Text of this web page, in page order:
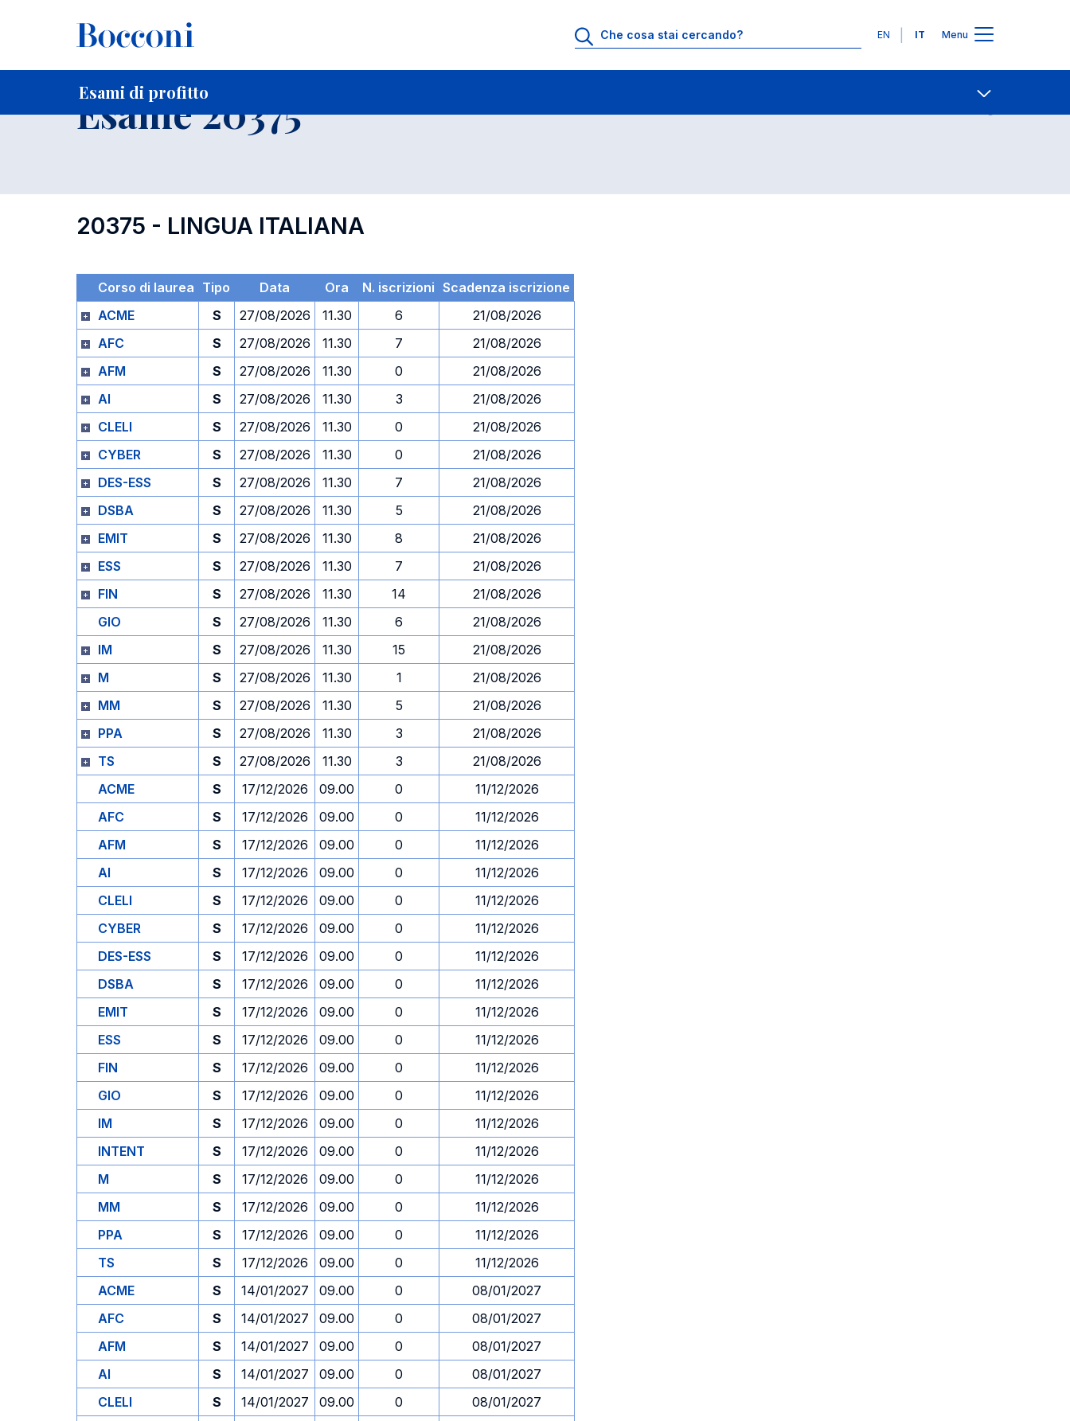
Lingue
EN IT Menu
Esami di profitto
Home Per studenti iscritti Contatti
Esame 20375
20375 - LINGUA ITALIANA
Corso di laurea Tipo Data Ora N. iscrizioni Scadenza iscrizione
ACME
S 27/08/2026 11.30 6
21/08/2026
AFC
S 27/08/2026 11.30 7
21/08/2026
AFM
S 27/08/2026 11.30 0
21/08/2026
AI
S 27/08/2026 11.30 3
21/08/2026
CLELI
S 27/08/2026 11.30 0
21/08/2026
CYBER
S 27/08/2026 11.30 0
21/08/2026
DES-ESS
S 27/08/2026 11.30 7
21/08/2026
DSBA
S 27/08/2026 11.30 5
21/08/2026
EMIT
S 27/08/2026 11.30 8
21/08/2026
ESS
S 27/08/2026 11.30 7
21/08/2026
FIN
S 27/08/2026 11.30 14
21/08/2026
GIO
S 27/08/2026 11.30 6
21/08/2026
IM
S 27/08/2026 11.30 15
21/08/2026
M
S 27/08/2026 11.30 1
21/08/2026
MM
S 27/08/2026 11.30 5
21/08/2026
PPA
S 27/08/2026 11.30 3
21/08/2026
TS
S 27/08/2026 11.30 3
21/08/2026
ACME
S 17/12/2026 09.00 0
11/12/2026
AFC
S 17/12/2026 09.00 0
11/12/2026
AFM
S 17/12/2026 09.00 0
11/12/2026
AI
S 17/12/2026 09.00 0
11/12/2026
CLELI
S 17/12/2026 09.00 0
11/12/2026
CYBER
S 17/12/2026 09.00 0
11/12/2026
DES-ESS
S 17/12/2026 09.00 0
11/12/2026
DSBA
S 17/12/2026 09.00 0
11/12/2026
EMIT
S 17/12/2026 09.00 0
11/12/2026
ESS
S 17/12/2026 09.00 0
11/12/2026
FIN
S 17/12/2026 09.00 0
11/12/2026
GIO
S 17/12/2026 09.00 0
11/12/2026
IM
S 17/12/2026 09.00 0
11/12/2026
INTENT
S 17/12/2026 09.00 0
11/12/2026
M
S 17/12/2026 09.00 0
11/12/2026
MM
S 17/12/2026 09.00 0
11/12/2026
PPA
S 17/12/2026 09.00 0
11/12/2026
TS
S 17/12/2026 09.00 0
11/12/2026
ACME
S 14/01/2027 09.00 0
08/01/2027
AFC
S 14/01/2027 09.00 0
08/01/2027
AFM
S 14/01/2027 09.00 0
08/01/2027
AI
S 14/01/2027 09.00 0
08/01/2027
CLELI
S 14/01/2027 09.00 0
08/01/2027